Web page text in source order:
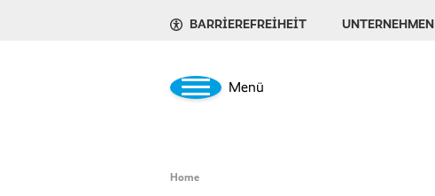
BARRIEREFREIHEIT UNTERNEHMEN
Menü
Home